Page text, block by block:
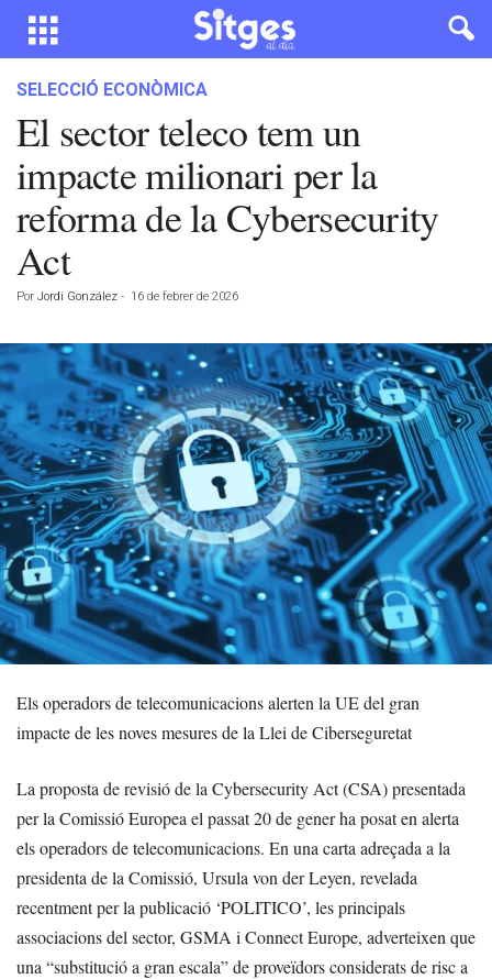
SELECCIÓ ECONÒMICA
El sector teleco tem un
impacte milionari per la
reforma de la Cybersecurity
Act
Por Jordi González - 16 de febrer de 2026
Els operadors de telecomunicacions alerten la UE del gran
impacte de les noves mesures de la Llei de Ciberseguretat
La proposta de revisió de la Cybersecurity Act (CSA) presentada
per la Comissió Europea el passat 20 de gener ha posat en alerta
els operadors de telecomunicacions. En una carta adreçada a la
presidenta de la Comissió, Ursula von der Leyen, revelada
recentment per la publicació ‘POLITICO’, les principals
associacions del sector, GSMA i Connect Europe, adverteixen que
una “substitució a gran escala” de proveïdors considerats de risc a